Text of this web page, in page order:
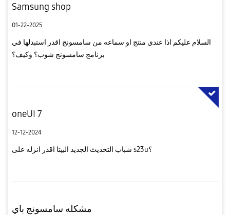
Samsung shop
01-22-2025
السلام عليكم اذا عندي منتج او سماعه من سامسونج اقدر استبدلها في
برنامج سامسونج شوب؟ وكيف؟
oneUI 7
12-12-2024
شباب التحديث الجديد البيتا اقدر انزله على s23u؟
مشكله سامسونج باي